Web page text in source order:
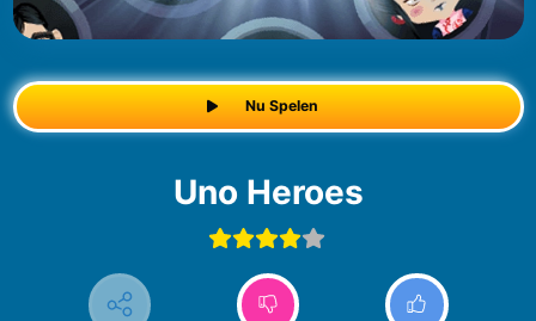
Nu Spelen
Uno Heroes